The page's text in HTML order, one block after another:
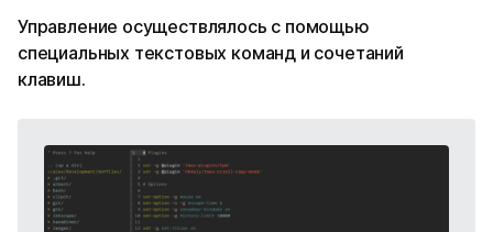
Управление осуществлялось с помощью
специальных текстовых команд и сочетаний
клавиш.